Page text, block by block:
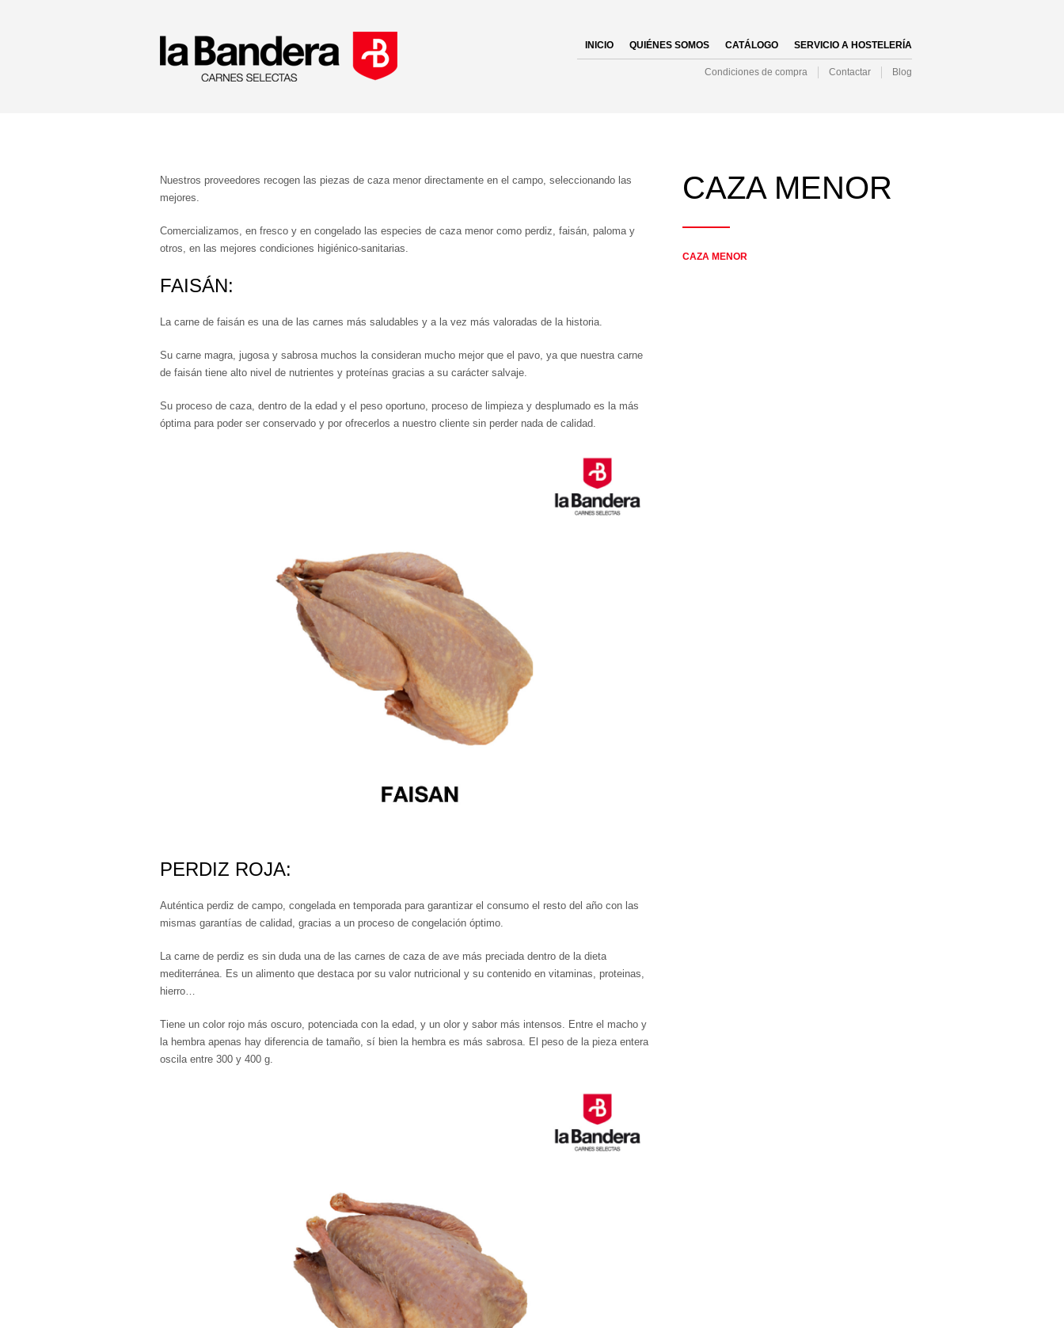
INICIO QUIÉNES SOMOS CATÁLOGO SERVICIO A HOSTELERÍA
Condiciones de compra Contactar Blog
CAZA MENOR
CAZA MENOR
Nuestros proveedores recogen las piezas de caza menor directamente en el campo, seleccionando las
mejores.
Comercializamos, en fresco y en congelado las especies de caza menor como perdiz, faisán, paloma y
otros, en las mejores condiciones higiénico-sanitarias.
FAISÁN:
La carne de faisán es una de las carnes más saludables y a la vez más valoradas de la historia.
Su carne magra, jugosa y sabrosa muchos la consideran mucho mejor que el pavo, ya que nuestra carne
de faisán tiene alto nivel de nutrientes y proteínas gracias a su carácter salvaje.
Su proceso de caza, dentro de la edad y el peso oportuno, proceso de limpieza y desplumado es la más
óptima para poder ser conservado y por ofrecerlos a nuestro cliente sin perder nada de calidad.
PERDIZ ROJA:
Auténtica perdiz de campo, congelada en temporada para garantizar el consumo el resto del año con las
mismas garantías de calidad, gracias a un proceso de congelación óptimo.
La carne de perdiz es sin duda una de las carnes de caza de ave más preciada dentro de la dieta
mediterránea. Es un alimento que destaca por su valor nutricional y su contenido en vitaminas, proteinas,
hierro…
Tiene un color rojo más oscuro, potenciada con la edad, y un olor y sabor más intensos. Entre el macho y
la hembra apenas hay diferencia de tamaño, sí bien la hembra es más sabrosa. El peso de la pieza entera
oscila entre 300 y 400 g.